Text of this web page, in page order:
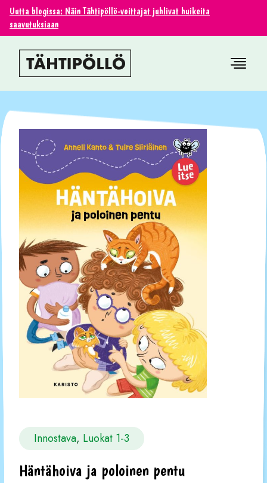
Uutta blogissa: Näin Tähtipöllö-voittajat juhlivat huikeita
saavutuksiaan
Innostava, Luokat 1-3
Häntähoiva ja poloinen pentu